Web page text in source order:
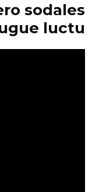
sodales
luctu